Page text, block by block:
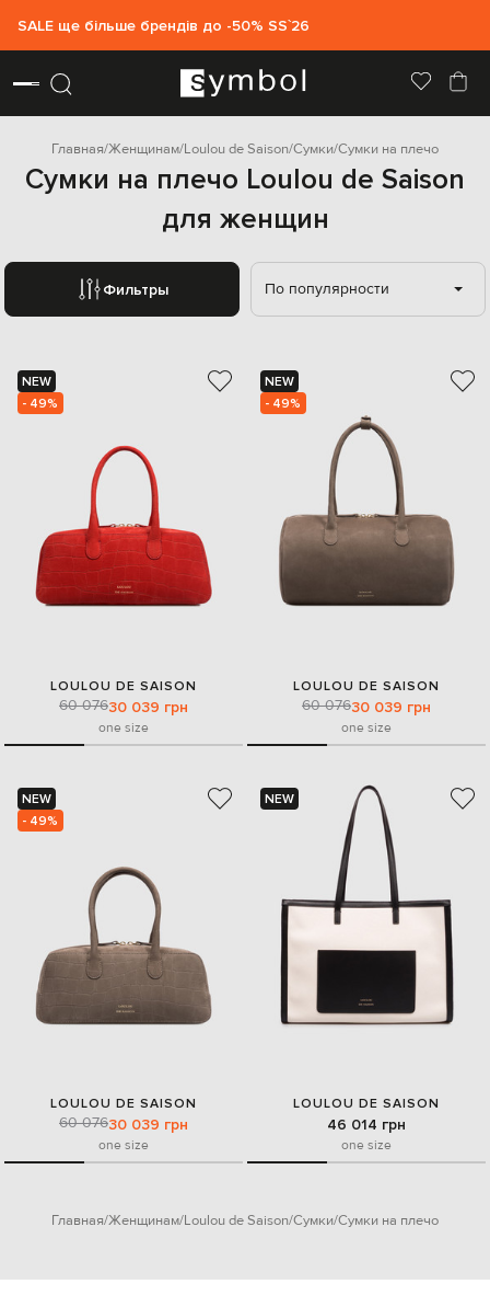
SALE ще більше брендів до -50% SS`26
Главная Женщинам Loulou de Saison Сумки Сумки на плечо
Сумки на плечо Loulou de Saison
для женщин
Фильтры По популярности
NEW
- 49%
LOULOU DE SAISON
60 07630 039 грн
one size
NEW
- 49%
LOULOU DE SAISON
60 07630 039 грн
one size
NEW
- 49%
LOULOU DE SAISON
60 07630 039 грн
one size
NEW
LOULOU DE SAISON
46 014 грн
one size
Главная Женщинам Loulou de Saison Сумки Сумки на плечо